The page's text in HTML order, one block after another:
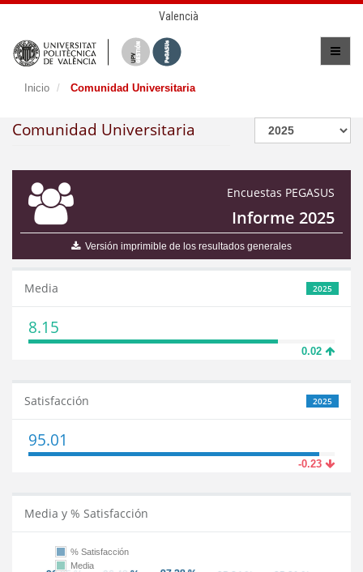
Valencià
Inicio Comunidad Universitaria
Comunidad Universitaria
Encuestas PEGASUS
Informe 2025
Versión imprimible de los resultados generales
2025
Media
8.15
0.02
2025
Satisfacción
95.01
-0.23
Media y % Satisfacción
% Satisfacción
Media